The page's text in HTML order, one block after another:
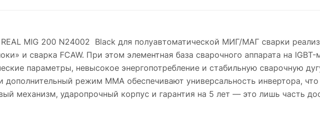
MIG 200 N24002 Black для полуавтоматической МИГ/МАГ сварки
и сварка FCAW. При этом элементная база сварочного аппарата на IGBT-
параметры, невысокое энергопотребление и стабильную сварочную
дополнительный режим ММА обеспечивают универсальность инвертора,
механизм, ударопрочный корпус и гарантия на 5 лет — это лишь часть